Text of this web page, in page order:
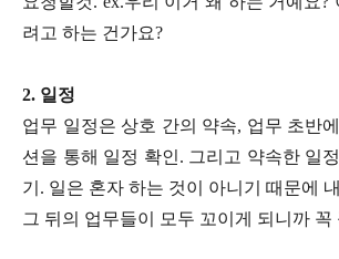
려고 하는 건가요?
2. 일정
업무 일정은 상호 간의 약속, 업무 초반
션을 통해 일정 확인. 그리고 약속한 일
기. 일은 혼자 하는 것이 아니기 때문에
그 뒤의 업무들이 모두 꼬이게 되니까 꼭